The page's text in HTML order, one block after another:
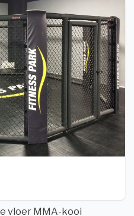
vloer MMA-kooi